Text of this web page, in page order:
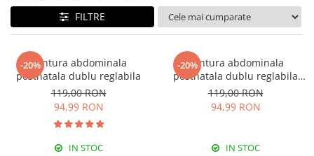
FILTRE
-20%Centura abdominala
postnatala dublu reglabila
119,00 RON
94,99 RON
IN STOC
-20%Centura abdominala
postnatala dublu reglabila
black
119,00 RON
94,99 RON
IN STOC